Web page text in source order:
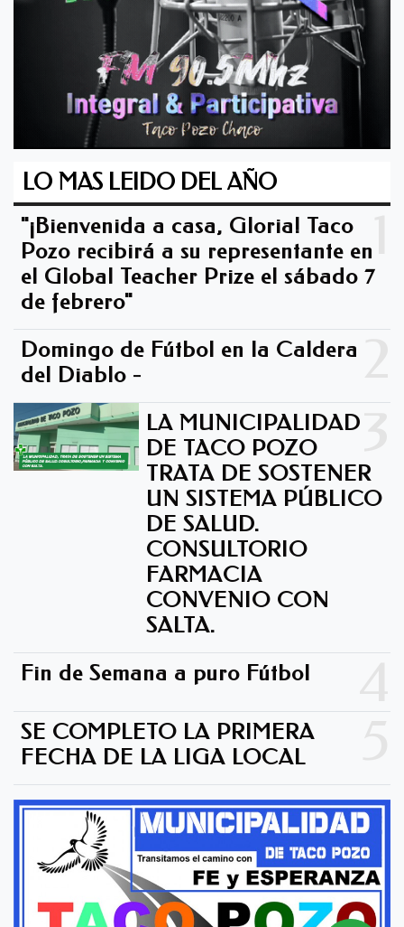
LO MAS LEIDO DEL AÑO
"¡Bienvenida a casa, Gloria! Taco
Pozo recibirá a su representante en
el Global Teacher Prize el sábado 7
de febrero"
Domingo de Fútbol en la Caldera
del Diablo -
LA MUNICIPALIDAD
DE TACO POZO
TRATA DE SOSTENER
UN SISTEMA PÚBLICO
DE SALUD.
CONSULTORIO
FARMACIA
CONVENIO CON
SALTA.
Fin de Semana a puro Fútbol
SE COMPLETO LA PRIMERA
FECHA DE LA LIGA LOCAL